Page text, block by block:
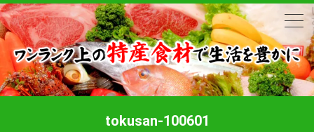
tokusan-100601